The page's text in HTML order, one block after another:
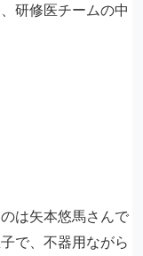
研修医チームの中
は矢本悠馬さんで
で、不器用ながら